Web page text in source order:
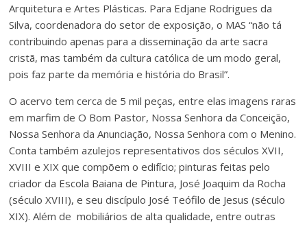
Arquitetura e Artes Plásticas. Para Edjane Rodrigues da
Silva, coordenadora do setor de exposição, o MAS “não tá
contribuindo apenas para a disseminação da arte sacra
cristã, mas também da cultura católica de um modo geral,
pois faz parte da memória e história do Brasil”.
O acervo tem cerca de 5 mil peças, entre elas imagens raras
em marfim de O Bom Pastor, Nossa Senhora da Conceição,
Nossa Senhora da Anunciação, Nossa Senhora com o Menino.
Conta também azulejos representativos dos séculos XVII,
XVIII e XIX que compõem o edifício; pinturas feitas pelo
criador da Escola Baiana de Pintura, José Joaquim da Rocha
(século XVIII), e seu discípulo José Teófilo de Jesus (século
XIX). Além de mobiliários de alta qualidade, entre outras